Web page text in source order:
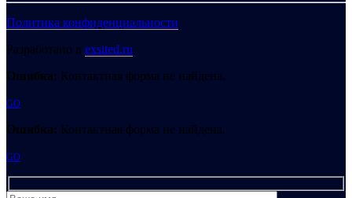
Политика конфиденциальности
Разработано в exsited.ru
Ошибка: Контактная форма не найдена.
GO
Ошибка: Контактная форма не найдена.
GO